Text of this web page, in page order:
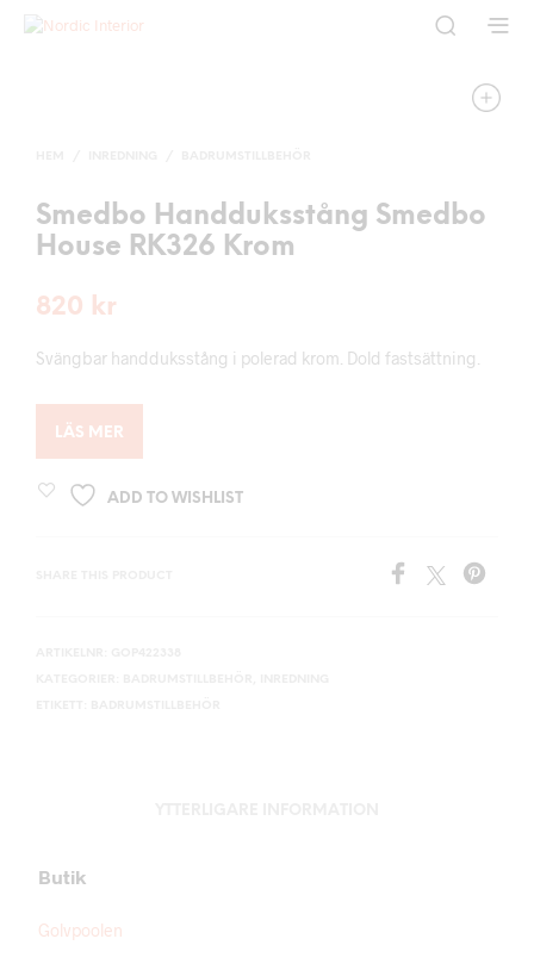
Smedbo Handduksstång Smedbo
House RK326 Krom
820 kr
Svängbar handduksstång i polerad krom. Dold fastsättning.
LÄS MER
ADD TO WISHLIST
Butik
Golvpoolen